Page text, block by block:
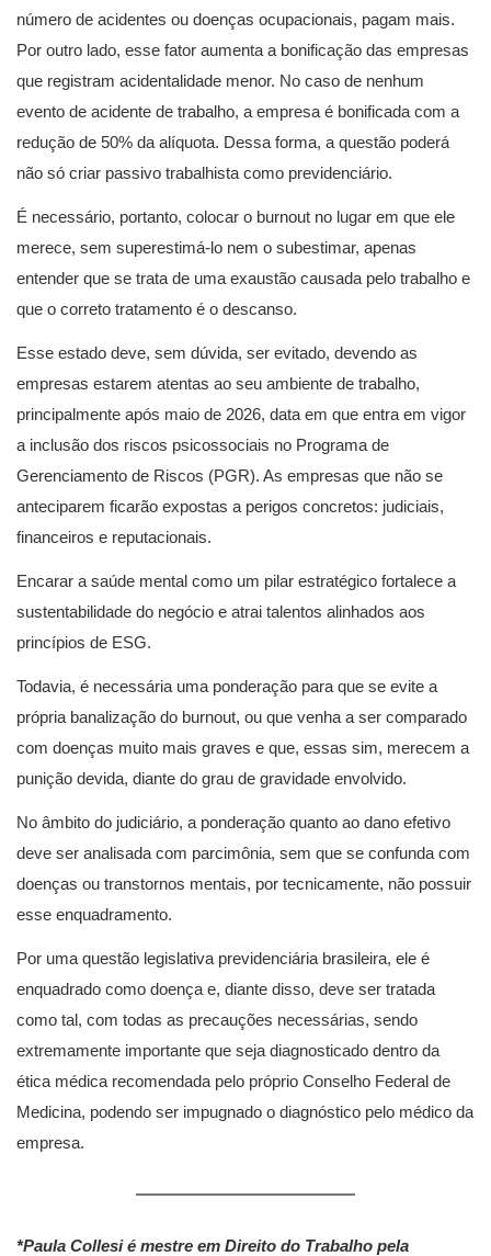
número de acidentes ou doenças ocupacionais, pagam mais.
Por outro lado, esse fator aumenta a bonificação das empresas
que registram acidentalidade menor. No caso de nenhum
evento de acidente de trabalho, a empresa é bonificada com a
redução de 50% da alíquota. Dessa forma, a questão poderá
não só criar passivo trabalhista como previdenciário.
É necessário, portanto, colocar o burnout no lugar em que ele
merece, sem superestimá-lo nem o subestimar, apenas
entender que se trata de uma exaustão causada pelo trabalho e
que o correto tratamento é o descanso.
Esse estado deve, sem dúvida, ser evitado, devendo as
empresas estarem atentas ao seu ambiente de trabalho,
principalmente após maio de 2026, data em que entra em vigor
a inclusão dos riscos psicossociais no Programa de
Gerenciamento de Riscos (PGR). As empresas que não se
anteciparem ficarão expostas a perigos concretos: judiciais,
financeiros e reputacionais.
Encarar a saúde mental como um pilar estratégico fortalece a
sustentabilidade do negócio e atrai talentos alinhados aos
princípios de ESG.
Todavia, é necessária uma ponderação para que se evite a
própria banalização do burnout, ou que venha a ser comparado
com doenças muito mais graves e que, essas sim, merecem a
punição devida, diante do grau de gravidade envolvido.
No âmbito do judiciário, a ponderação quanto ao dano efetivo
deve ser analisada com parcimônia, sem que se confunda com
doenças ou transtornos mentais, por tecnicamente, não possuir
esse enquadramento.
Por uma questão legislativa previdenciária brasileira, ele é
enquadrado como doença e, diante disso, deve ser tratada
como tal, com todas as precauções necessárias, sendo
extremamente importante que seja diagnosticado dentro da
ética médica recomendada pelo próprio Conselho Federal de
Medicina, podendo ser impugnado o diagnóstico pelo médico da
empresa.
*Paula Collesi é mestre em Direito do Trabalho pela